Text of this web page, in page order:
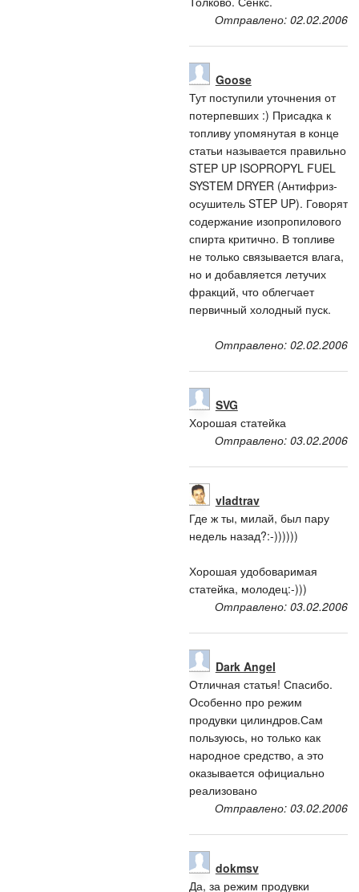
Отправлено: 02.02.2006
Goose
Тут поступили уточнения от
потерпевших :) Присадка к
топливу упомянутая в конце
статьи называется правильно
STEP UP ISOPROPYL FUEL
SYSTEM DRYER (Антифриз-
осушитель STEP UP). Говорят
содержание изопропилового
спирта критично. В топливе
не только связывается влага,
но и добавляется летучих
фракций, что облегчает
первичный холодный пуск.
Отправлено: 02.02.2006
SVG
Хорошая статейка
Отправлено: 03.02.2006
vladtrav
Где ж ты, милай, был пару
недель назад?:-))))))
Хорошая удобоваримая
статейка, молодец:-)))
Отправлено: 03.02.2006
Dark Angel
Отличная статья! Спасибо.
Особенно про режим
продувки цилиндров.Сам
пользуюсь, но только как
народное средство, а это
оказывается официально
реализовано
Отправлено: 03.02.2006
dokmsv
Да, за режим продувки